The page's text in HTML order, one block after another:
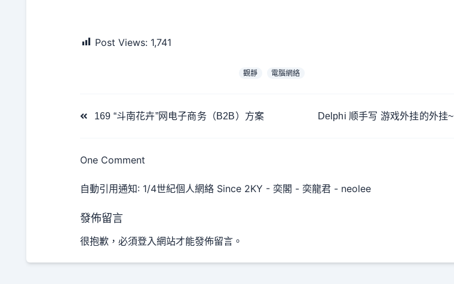
Post Views: 1,741
觀靜 電腦網絡
<span
screen-
text">Page</span>
169 “斗南花卉”网电子商务（B2B）方案 Delphi 顺手写 游戏外挂的外挂~
One Comment
自動引用通知: 1/4世紀個人網絡 Since 2KY - 奕閣 - 奕龍君 - neolee
發佈留言
很抱歉，必須登入網站才能發佈留言。